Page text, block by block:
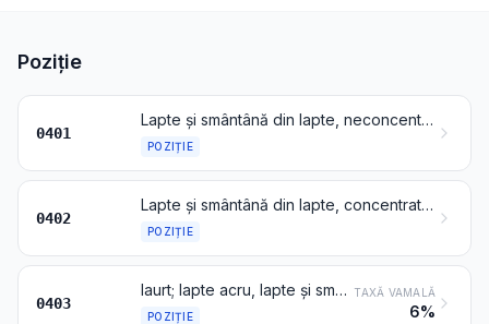
Poziție
0401
Lapte și smântână din lapte, neconcentrate, fără adaos de zahăr sau alți îndulcitori
POZIȚIE
0402
Lapte și smântână din lapte, concentrate sau cu adaos de zahăr sau alți îndulcitori
POZIȚIE
0403
Iaurt; lapte acru, lapte și smântână covăsite, chefir și alte sortimente de lapte și smântână fermentate sau acrite, chiar concentrate, sau cu adaos de zahăr sau alți îndulcitori, sau aromatizate, sau cu adaos de fructe, fructe cu coajă lemnoasă sau cacao
POZIȚIE
TAXĂ VAMALĂ
6%